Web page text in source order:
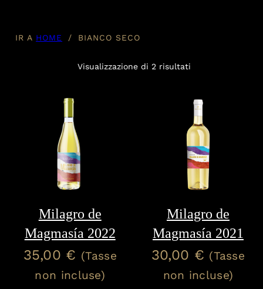
IR A HOME / BIANCO SECO
Visualizzazione di 2 risultati
Milagro de
Magmasía 2022
35,00 € (Tasse
non incluse)
Milagro de
Magmasía 2021
30,00 € (Tasse
non incluse)